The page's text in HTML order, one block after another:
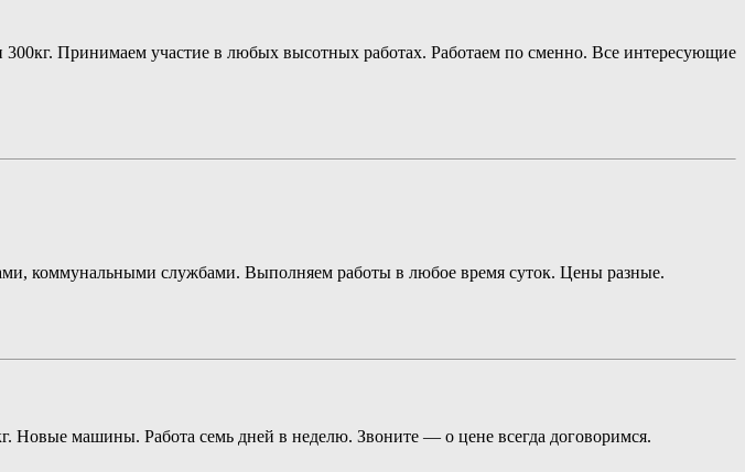
Принимаем участие в любых высотных работах. Работаем по сменно. Все интересующие
коммунальными службами. Выполняем работы в любое время суток. Цены разные.
машины. Работа семь дней в неделю. Звоните — о цене всегда договоримся.